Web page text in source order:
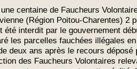
centaine de Faucheurs
(Région Poitou-Charentes) 2
été interdit par le gouvernement
les parcelles fauchées illégales
deux ans après le recours déposé
des Faucheurs Volontaires